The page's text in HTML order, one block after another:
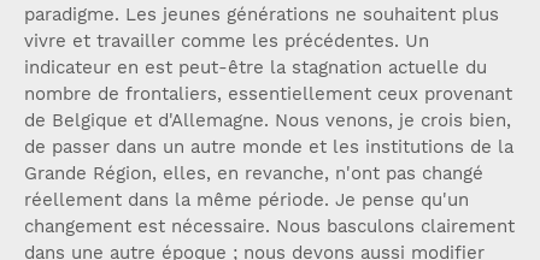
paradigme. Les jeunes générations ne souhaitent plus
vivre et travailler comme les précédentes. Un
indicateur en est peut-être la stagnation actuelle du
nombre de frontaliers, essentiellement ceux provenant
de Belgique et d'Allemagne. Nous venons, je crois bien,
de passer dans un autre monde et les institutions de la
Grande Région, elles, en revanche, n'ont pas changé
réellement dans la même période. Je pense qu'un
changement est nécessaire. Nous basculons clairement
dans une autre époque ; nous devons aussi modifier